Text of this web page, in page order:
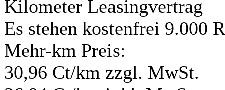
Kilometer Leasingvertrag
Es stehen kostenfrei 9.000
Mehr-km Preis:
30,96 Ct/km zzgl. MwSt.